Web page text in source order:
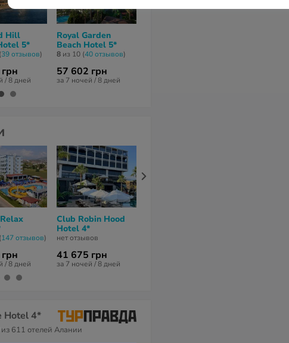
Hill
5*
39 отзывов)
/ 8 дней
Royal Garden
Beach Hotel 5*
8 из 10 (40 отзывов)
57 602 грн
за 7 ночей / 8 дней
147 отзывов)
/ 8 дней
Club Robin Hood
Hotel 4*
нет отзывов
41 675 грн
за 7 ночей / 8 дней
Hotel 4*
из 611 отелей Алании